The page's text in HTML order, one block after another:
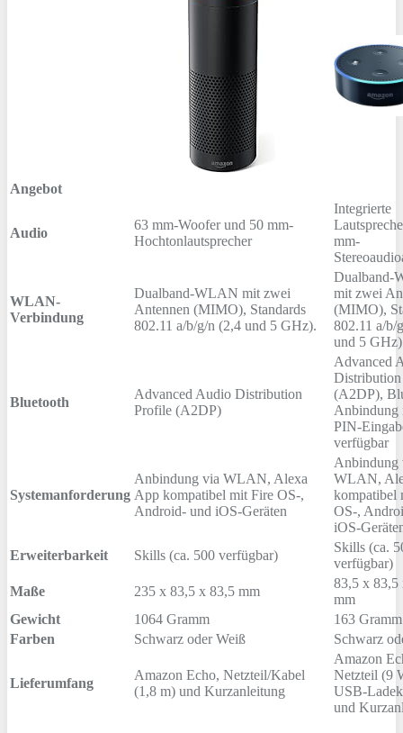
Angebot
Audio
63 mm-Woofer und 50 mm-
Hochtonlautsprecher
Integrierte
mm-
WLAN-
Verbindung
Dualband-WLAN mit zwei
Antennen (MIMO), Standards
802.11 a/b/g/n (2,4 und 5 GHz).
Dualband-
mit zwei
(MIMO),
802.11 a/b/
und 5
Bluetooth
Advanced Audio Distribution
Profile (A2DP)
Advanced
(A2DP),
Anbindung
PIN-
verfügbar
Systemanforderung
Anbindung via WLAN, Alexa
App kompatibel mit Fire OS-,
Android- und iOS-Geräten
Anbindung
WLAN,
kompatibel
OS-,
iOS-
Erweiterbarkeit
Skills (ca. 500 verfügbar)
Skills (ca.
verfügbar)
Maße
235 x 83,5 x 83,5 mm
83,5 x 83,5
mm
Gewicht
1064 Gramm
163 Gramm
Farben
Schwarz oder Weiß Schwarz
Lieferumfang
Amazon Echo, Netzteil/Kabel
(1,8 m) und Kurzanleitung
Amazon
Netzteil (9
USB-
und